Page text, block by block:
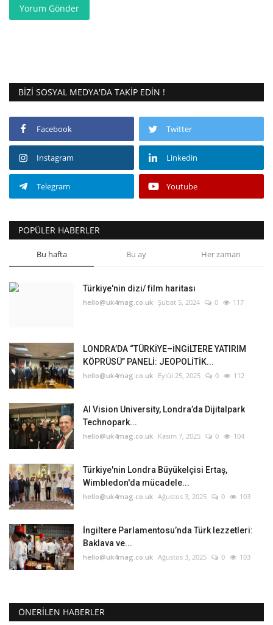
Yorum Gönder
BIZI SOSYAL MEDYA'DA TAKIP EDIN !
Facebook Twitter
Instagram Linkedin
Telegram Youtube
POPÜLER HABERLER
Bu hafta Bu ay Her zaman
Türkiye'nin dizi/ film haritası
hello@uk4mag.co.uk Şubat 5, 2024 0 117
LONDRA’DA “TÜRKİYE–İNGİLTERE YATIRIM
KÖPRÜSÜ” PANELİ: JEOPOLİTİK...
hello@uk4mag.co.uk Eylül 25, 2025 0 112
AI Vision University, Londra’da Dijitalpark
Technopark...
hello@uk4mag.co.uk Kasım 7, 2025 0 104
Türkiye'nin Londra Büyükelçisi Ertaş,
Wimbledon'da mücadele...
hello@uk4mag.co.uk Ağustos 3, 2025 0 103
İngiltere Parlamentosu’nda Türk lezzetleri:
Baklava ve...
hello@uk4mag.co.uk Ağustos 3, 2025 0 103
ÖNERILEN HABERLER